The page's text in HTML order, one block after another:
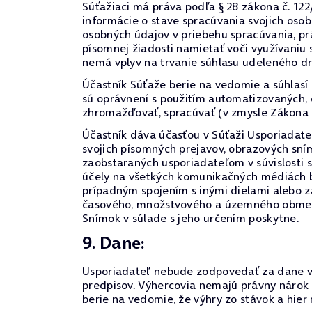
Súťažiaci má práva podľa § 28 zákona č.
informácie o stave spracúvania svojich
osobných údajov v priebehu spracúvania,
písomnej žiadosti namietať voči využívaniu
nemá vplyv na trvanie súhlasu udeleného
Účastník Súťaže berie na vedomie a
sú oprávnení s použitím
zhromažďovať, spracúvať (v zmysle
Účastník dáva účasťou v Súťaži
svojich písomných prejavov, obrazových
zaobstaraných usporiadateľom v súvislosti
účely na všetkých komunikačných
prípadným spojením s inými dielami alebo
časového, množstvového a územného
Snímok v súlade s jeho určením poskytne.
9. Dane:
Usporiadateľ nebude zodpovedať za dane
predpisov. Výhercovia nemajú právny
berie na vedomie, že výhry zo stávok a